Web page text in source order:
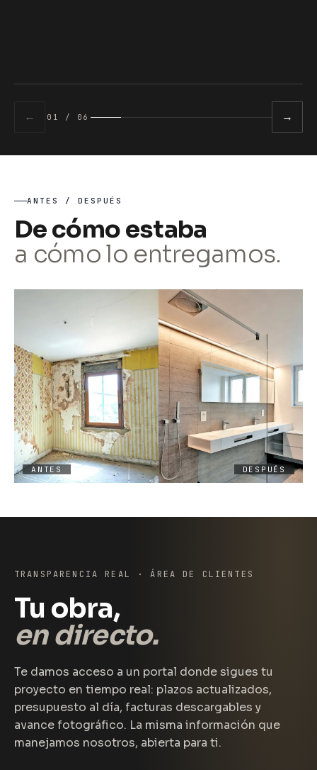
← 01 / 06 →
ANTES / DESPUÉS
De cómo estaba
a cómo lo entregamos.
ANTES DESPUÉS
TRANSPARENCIA REAL · ÁREA DE CLIENTES
Tu obra,
en directo.
Te damos acceso a un portal donde sigues tu
proyecto en tiempo real: plazos actualizados,
presupuesto al día, facturas descargables y
avance fotográfico. La misma información que
manejamos nosotros, abierta para ti.